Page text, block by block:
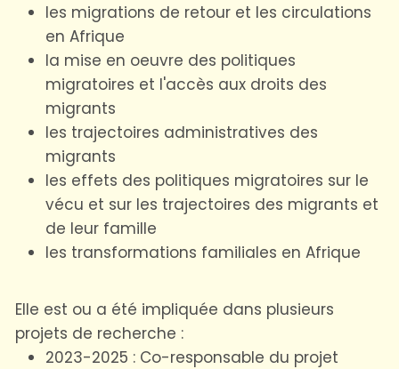
les migrations de retour et les circulations
en Afrique
la mise en oeuvre des politiques
migratoires et l'accès aux droits des
migrants
les trajectoires administratives des
migrants
les effets des politiques migratoires sur le
vécu et sur les trajectoires des migrants et
de leur famille
les transformations familiales en Afrique
Elle est ou a été impliquée dans plusieurs
projets de recherche :
2023-2025 : Co-responsable du projet